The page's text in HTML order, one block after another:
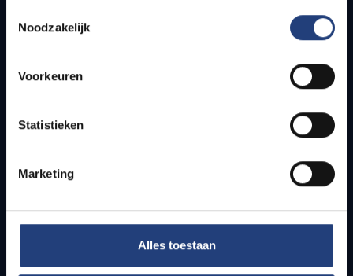
Noodzakelijk
Voorkeuren
Statistieken
Marketing
Alles toestaan
Quick links
How to get to the VUB campuses
Students